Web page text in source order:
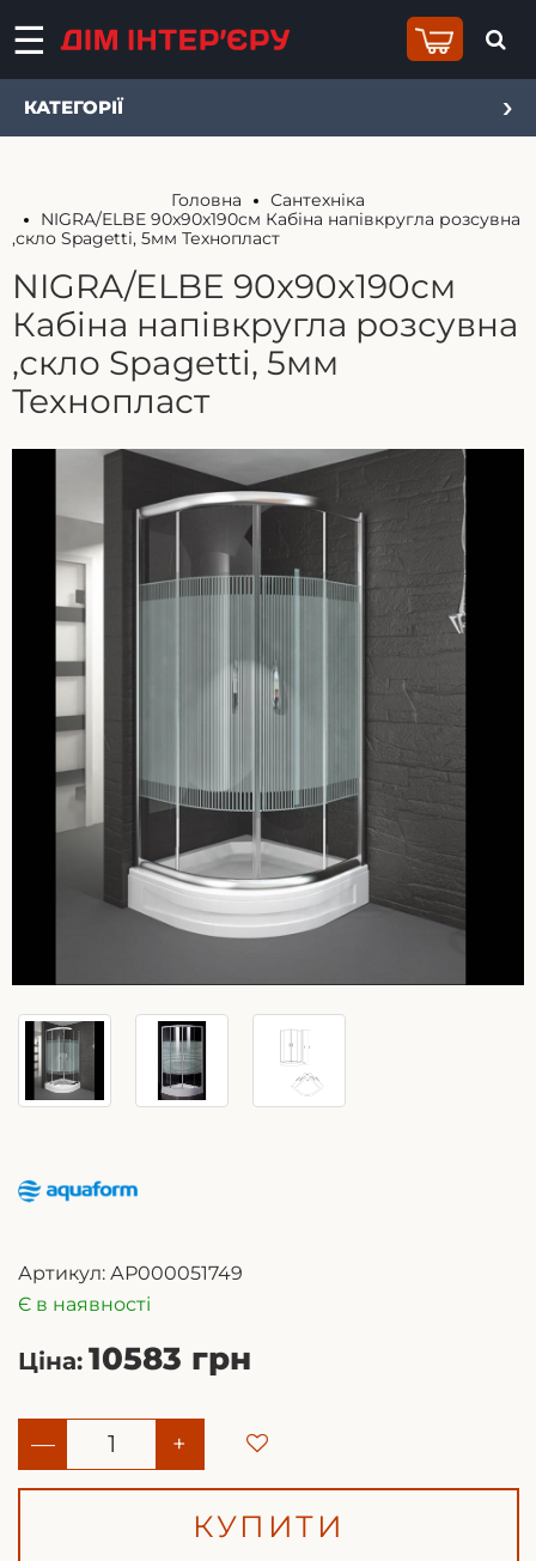
КАТЕГОРІЇ
Головна
Сантехніка
NIGRA/ELBE 90x90x190см Кабіна напівкругла розсувна
,скло Spagetti, 5мм Технопласт
NIGRA/ELBE 90x90x190см
Кабіна напівкругла розсувна
,скло Spagetti, 5мм
Технопласт
Артикул: АР000051749
Є в наявності
Ціна: 10583 грн
— +
КУПИТИ